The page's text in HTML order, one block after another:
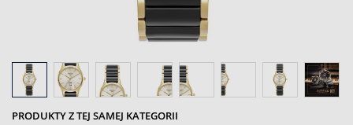
PRODUKTY Z TEJ SAMEJ KATEGORII